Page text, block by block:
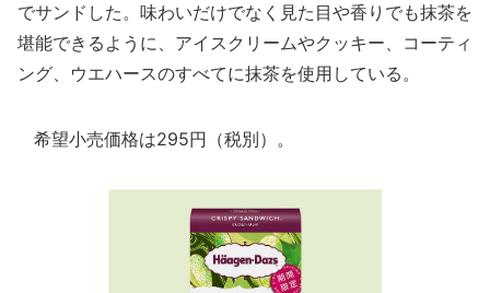
でサンドした。味わいだけでなく見た目や香りでも抹茶を
堪能できるように、アイスクリームやクッキー、コーティ
ング、ウエハースのすべてに抹茶を使用している。
希望小売価格は295円（税別）。